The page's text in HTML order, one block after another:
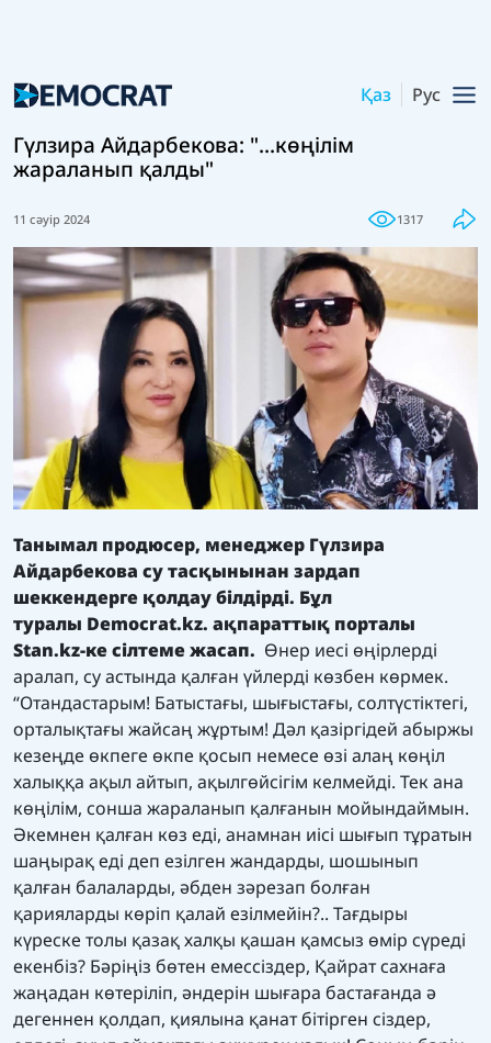
Қаз Рус
Гүлзира Айдарбекова: "...көңілім
жараланып қалды"
11 сәуір 2024 1317
Танымал продюсер, менеджер Гүлзира
Айдарбекова су тасқынынан зардап
шеккендерге қолдау білдірді. Бұл
туралы Democrat.kz. ақпараттық порталы
Stan.kz-ке сілтеме жасап. Өнер иесі өңірлерді
аралап, су астында қалған үйлерді көзбен көрмек.
“Отандастарым! Батыстағы, шығыстағы, солтүстіктегі,
орталықтағы жайсаң жұртым! Дәл қазіргідей абыржы
кезеңде өкпеге өкпе қосып немесе өзі алаң көңіл
халыққа ақыл айтып, ақылгөйсігім келмейді. Тек ана
көңілім, сонша жараланып қалғанын мойындаймын.
Әкемнен қалған көз еді, анамнан иісі шығып тұратын
шаңырақ еді деп езілген жандарды, шошынып
қалған балаларды, әбден зәрезап болған
қарияларды көріп қалай езілмейін?.. Тағдыры
күреске толы қазақ халқы қашан қамсыз өмір сүреді
екенбіз? Бәріңіз бөтен емессіздер, Қайрат сахнаға
жаңадан көтеріліп, әндерін шығара бастағанда ә
дегеннен қолдап, қиялына қанат бітірген сіздер,